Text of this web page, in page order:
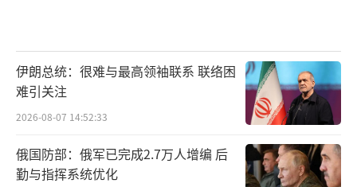
伊朗总统：很难与最高领袖联系 联络困
难引关注
2026-08-07 14:52:33
俄国防部：俄军已完成2.7万人增编 后
勤与指挥系统优化